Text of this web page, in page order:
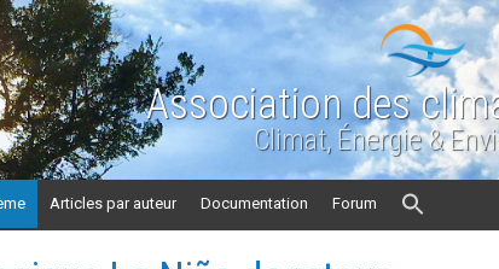
Association des
Climat, Énergie &
Articles par auteur Documentation Forum